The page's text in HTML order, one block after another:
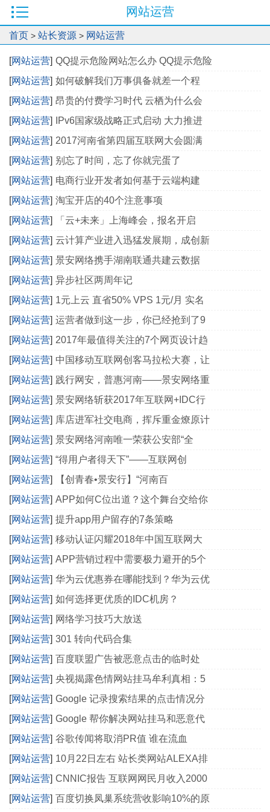
网站运营
首页 > 站长资源 > 网站运营
[网站运营] QQ提示危险网站怎么办 QQ提示危险
[网站运营] 如何破解我们万事俱备就差一个程
[网站运营] 昂贵的付费学习时代 云栖为什么会
[网站运营]
IPv6国家级战略正式启动 大力推进
[网站运营] 2017河南省第四届互联网大会圆满
[网站运营] 别忘了时间，忘了你就完蛋了
[网站运营] 电商行业开发者如何基于云端构建
[网站运营] 淘宝开店的40个注意事项
[网站运营]
「云+未来」上海峰会，报名开启
[网站运营] 云计算产业进入迅猛发展期，成创新
[网站运营] 景安网络携手湖南联通共建云数据
[网站运营] 异步社区两周年记
[网站运营] 1元上云 直省50% VPS 1元/月 实名
[网站运营] 运营者做到这一步，你已经抢到了9
[网站运营] 2017年最值得关注的7个网页设计趋
[网站运营] 中国移动互联网创客马拉松大赛，让
[网站运营] 践行网安，普惠河南——景安网络重
[网站运营] 景安网络斩获2017年互联网+IDC行
[网站运营] 库店进军社交电商，挥斥重金燎原计
[网站运营] 景安网络河南唯一荣获公安部“全
[网站运营] “得用户者得天下”——互联网创
[网站运营]
【创青春•景安行】“河南百
[网站运营] APP如何C位出道？这个舞台交给你
[网站运营] 提升app用户留存的7条策略
[网站运营] 移动认证闪耀2018年中国互联网大
[网站运营] APP营销过程中需要极力避开的5个
[网站运营] 华为云优惠券在哪能找到？华为云优
[网站运营] 如何选择更优质的IDC机房？
[网站运营] 网络学习技巧大放送
[网站运营] 301 转向代码合集
[网站运营] 百度联盟广告被恶意点击的临时处
[网站运营] 央视揭露色情网站挂马牟利真相：5
[网站运营] Google 记录搜索结果的点击情况分
[网站运营] Google 帮你解决网站挂马和恶意代
[网站运营] 谷歌传闻将取消PR值 谁在流血
[网站运营] 10月22日左右 站长类网站ALEXA排
[网站运营] CNNIC报告 互联网网民月收入2000
[网站运营] 百度切换凤巢系统营收影响10%的原